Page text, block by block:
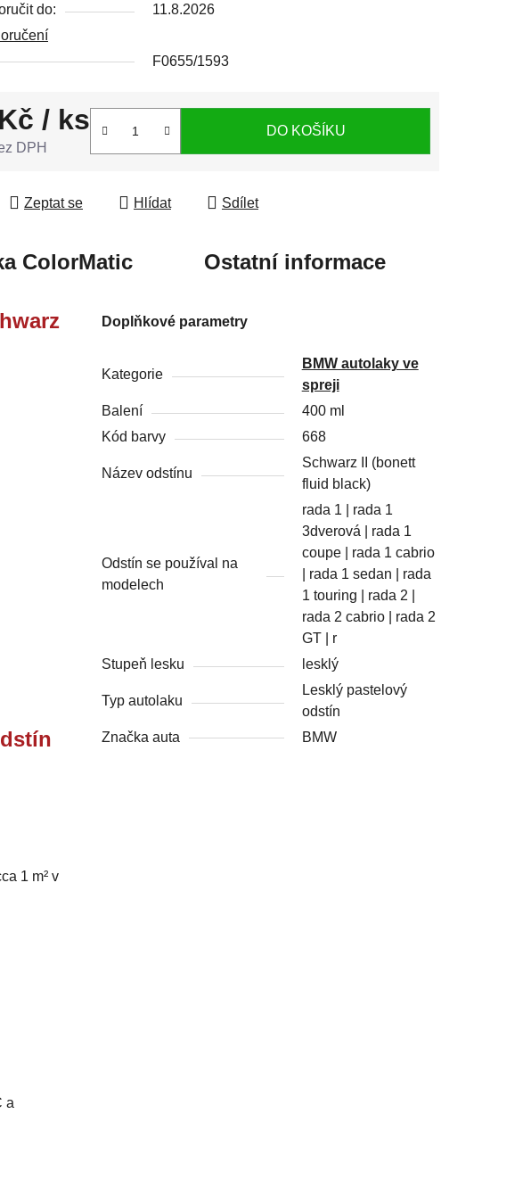
do:
11.8.2026
F0655/1593
/ ks
DPH
DO KOŠÍKU
Zeptat se Hlídat Sdílet
ColorMatic Ostatní informace
1 m² v
a
Doplňkové parametry
Kategorie
BMW autolaky ve
spreji
Balení
400 ml
Kód barvy
668
Název odstínu
Schwarz II (bonett
fluid black)
Odstín se používal na
modelech
rada 1 | rada 1
3dverová | rada 1
coupe | rada 1 cabrio
| rada 1 sedan | rada
1 touring | rada 2 |
rada 2 cabrio | rada 2
GT | r
Stupeň lesku
lesklý
Typ autolaku
Lesklý pastelový
odstín
Značka auta
BMW